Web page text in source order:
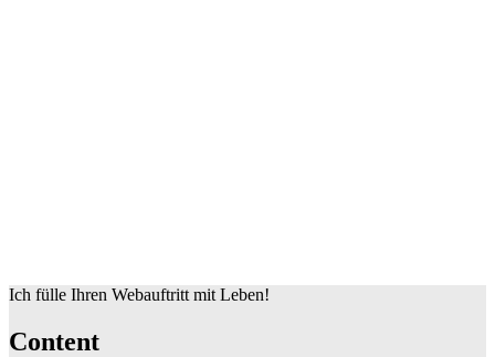
Ich fülle Ihren Webauftritt mit Leben!
Content